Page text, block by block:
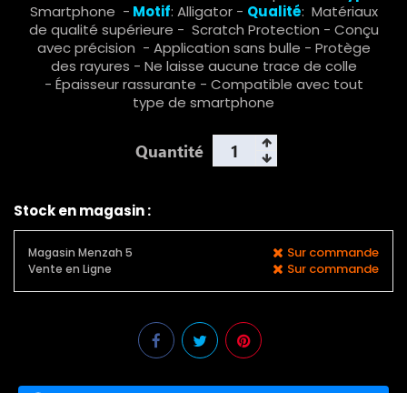
Smartphone - Motif: Alligator - Qualité: Matériaux
de qualité supérieure - Scratch Protection - Conçu
avec précision - Application sans bulle - Protège
des rayures - Ne laisse aucune trace de colle
- Épaisseur rassurante - Compatible avec tout
type de smartphone
Quantité
Stock en magasin :
Magasin Menzah 5 Sur commande
Vente en Ligne Sur commande